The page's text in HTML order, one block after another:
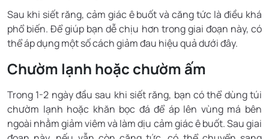
Sau khi siết răng, cảm giác ê buốt và căng tức là điều khá
phổ biến. Để giúp bạn dễ chịu hơn trong giai đoạn này, có
thể áp dụng một số cách giảm đau hiệu quả dưới đây.
Chườm lạnh hoặc chườm ấm
Trong 1-2 ngày đầu sau khi siết răng, bạn có thể dùng túi
chườm lạnh hoặc khăn bọc đá để áp lên vùng má bên
ngoài nhằm giảm viêm và làm dịu cảm giác ê buốt. Sau giai